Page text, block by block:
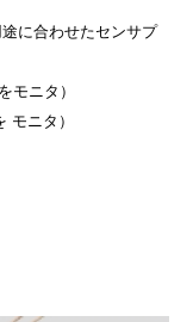
に合わせたセンサプ
モニタ）
ニタ）